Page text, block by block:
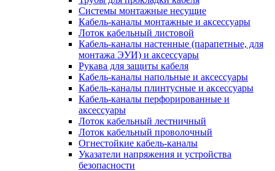
Системы монтажные несущие
Кабель-каналы монтажные и аксессуары
Лоток кабельный листовой
Кабель-каналы настенные (парапетные, для
монтажа ЭУИ) и аксессуары
Рукава для защиты кабеля
Кабель-каналы напольные и аксессуары
Кабель-каналы плинтусные и аксессуары
Кабель-каналы перфорированные и
аксессуары
Лоток кабельный лестничный
Лоток кабельный проволочный
Огнестойкие кабель-каналы
Указатели напряжения и устройства
безопасности